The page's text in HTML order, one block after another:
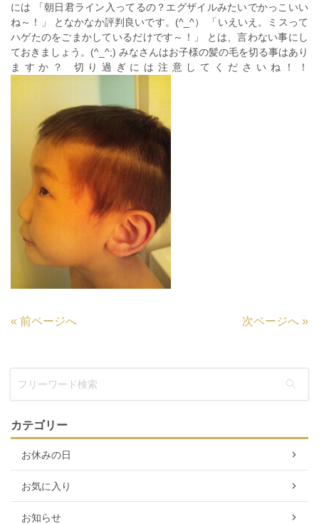
には 「朝日君ライン入ってるの？エグザイルみたいでかっこいい
ね～！」 となかなか評判良いです。(^_^） 「いえいえ。ミスって
ハゲたのをごまかしているだけです～！」 とは、言わない事にし
ておきましょう。(^_^;) みなさんはお子様の髪の毛を切る事はあり
ますか？ 切り過ぎには注意してくださいね！！
« 前ページへ 次ページへ »
カテゴリー
お休みの日
お気に入り
お知らせ